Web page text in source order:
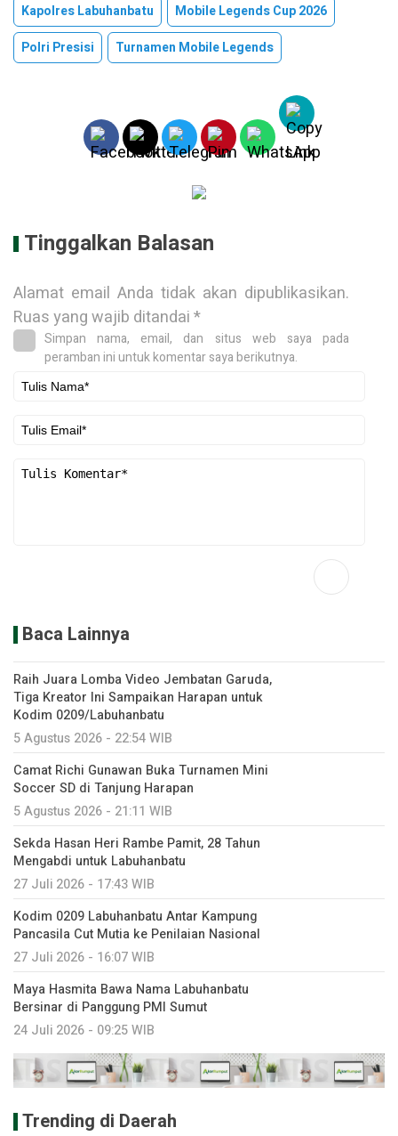
Kapolres Labuhanbatu
Mobile Legends Cup 2026
Polri Presisi
Turnamen Mobile Legends
Tinggalkan Balasan
Alamat email Anda tidak akan dipublikasikan.
Ruas yang wajib ditandai*
Simpan nama, email, dan situs web saya pada
peramban ini untuk komentar saya berikutnya.
Baca Lainnya
Raih Juara Lomba Video Jembatan Garuda,
Tiga Kreator Ini Sampaikan Harapan untuk
Kodim 0209/Labuhanbatu
5 Agustus 2026 - 22:54 WIB
Camat Richi Gunawan Buka Turnamen Mini
Soccer SD di Tanjung Harapan
5 Agustus 2026 - 21:11 WIB
Sekda Hasan Heri Rambe Pamit, 28 Tahun
Mengabdi untuk Labuhanbatu
27 Juli 2026 - 17:43 WIB
Kodim 0209 Labuhanbatu Antar Kampung
Pancasila Cut Mutia ke Penilaian Nasional
27 Juli 2026 - 16:07 WIB
Maya Hasmita Bawa Nama Labuhanbatu
Bersinar di Panggung PMI Sumut
24 Juli 2026 - 09:25 WIB
Trending di Daerah